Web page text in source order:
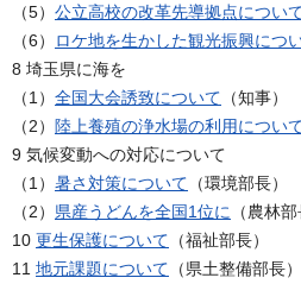
（5） 公立高校の改革先導拠点につい
（6）
ロケ地を生かした観光振興につ
8 埼玉県に海を
（1） 全国大会誘致について （知事）
（2） 陸上養殖の浄水場の利用につい
9 気候変動への対応について
（1） 暑さ対策について （環境部長）
（2） 県産うどんを全国1位に
（農林
10 更生保護について （福祉部長）
11 地元課題について （県土整備部長）